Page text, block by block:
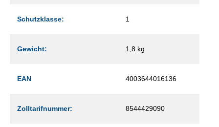
Schutzklasse: 1
Gewicht: 1,8 kg
EAN 4003644016136
Zolltarifnummer: 8544429090